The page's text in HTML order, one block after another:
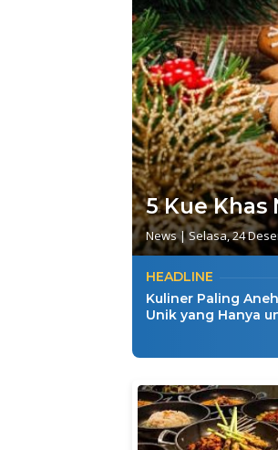
5 Kue Khas
News|Selasa, 24
HEADLINE
Kuliner Paling
Unik yang Hanya